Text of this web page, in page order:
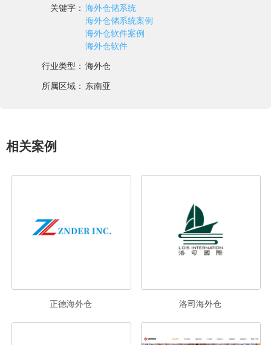
关键字： 海外仓储系统
海外仓储系统案例
海外仓软件案例
海外仓软件
行业类型： 海外仓
所属区域： 东南亚
相关案例
正德海外仓 洛司海外仓